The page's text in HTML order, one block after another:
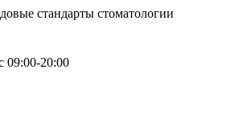
стандарты стоматологии
09:00-20:00